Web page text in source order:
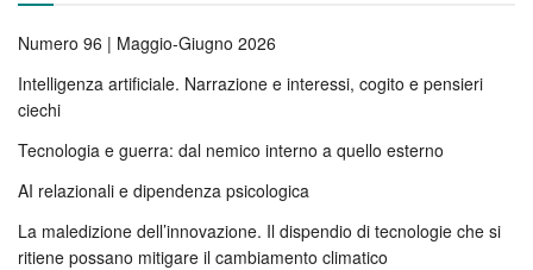
Numero 96 | Maggio-Giugno 2026
Intelligenza artificiale. Narrazione e interessi, cogito e pensieri
ciechi
Tecnologia e guerra: dal nemico interno a quello esterno
AI relazionali e dipendenza psicologica
La maledizione dell’innovazione. Il dispendio di tecnologie che si
ritiene possano mitigare il cambiamento climatico